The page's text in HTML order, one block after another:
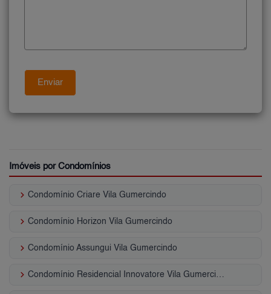
Imóveis por Condomínios
keyboard_arrow_right Condomínio Criare Vila Gumercindo
keyboard_arrow_right Condomínio Horizon Vila Gumercindo
keyboard_arrow_right Condomínio Assungui Vila Gumercindo
keyboard_arrow_right Condomínio Residencial Innovatore Vila Gumercindo